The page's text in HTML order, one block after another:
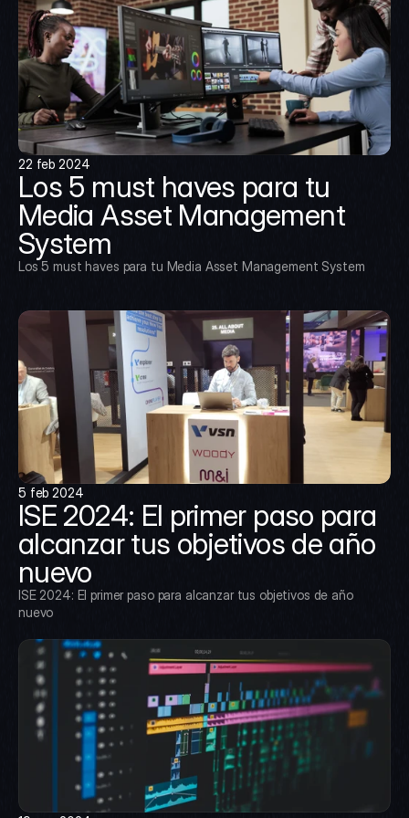
22 feb 2024
Los 5 must haves para tu
Media Asset Management
System
Los 5 must haves para tu Media Asset Management System
5 feb 2024
ISE 2024: El primer paso para
alcanzar tus objetivos de año
nuevo
ISE 2024: El primer paso para alcanzar tus objetivos de año
nuevo